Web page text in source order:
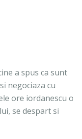
a spus ca sunt
negociaza cu
ore iordanescu o
se despart si